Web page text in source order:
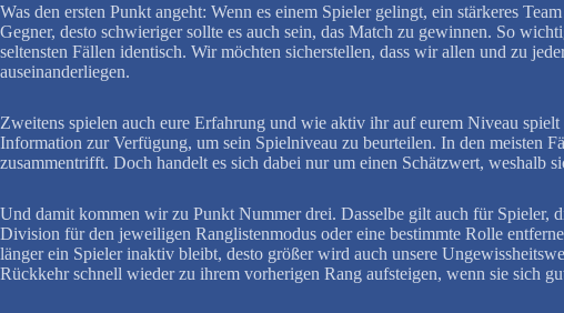
Was den ersten Punkt angeht: Wenn es einem Spieler gelingt, ein stärkeres
Gegner, desto schwieriger sollte es auch sein, das Match zu gewinnen. So
seltensten Fällen identisch. Wir möchten sicherstellen, dass wir allen und zu
auseinanderliegen.
Zweitens spielen auch eure Erfahrung und wie aktiv ihr auf eurem Niveau
Information zur Verfügung, um sein Spielniveau zu beurteilen. In den meisten
zusammentrifft. Doch handelt es sich dabei nur um einen Schätzwert,
Und damit kommen wir zu Punkt Nummer drei. Dasselbe gilt auch für Spieler,
Division für den jeweiligen Ranglistenmodus oder eine bestimmte Rolle
länger ein Spieler inaktiv bleibt, desto größer wird auch unsere
Rückkehr schnell wieder zu ihrem vorherigen Rang aufsteigen, wenn sie sich